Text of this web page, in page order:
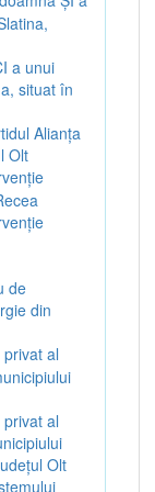
a unui
situat în
Alianța
Olt
de
din
al
al
Olt